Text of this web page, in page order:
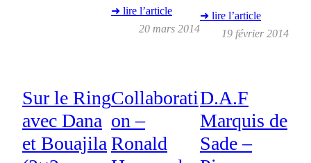
➜ lire l’article
20 mars 2014
➜ lire l’article
19 février 2014
Sur le Ring
avec Dana
et Bouajila
Collaborati
on –
Ronald
D.A.F
Marquis de
Sade –